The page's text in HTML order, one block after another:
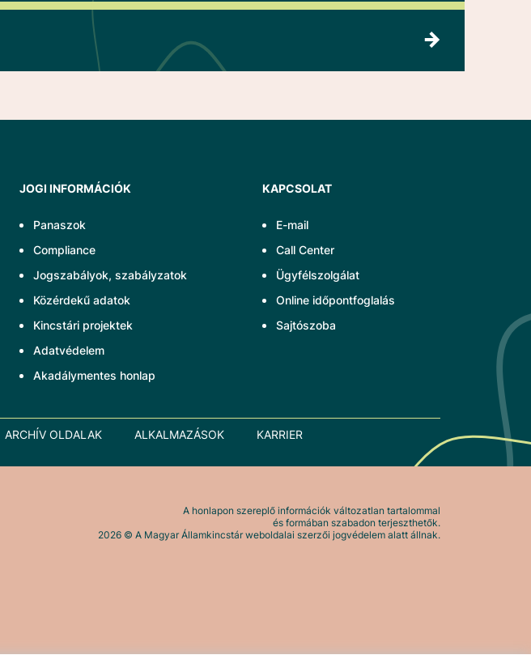
JOGI INFORMÁCIÓK
Panaszok
Compliance
Jogszabályok, szabályzatok
Közérdekű adatok
Kincstári projektek
Adatvédelem
Akadálymentes honlap
KAPCSOLAT
E-mail
Call Center
Ügyfélszolgálat
Online időpontfoglalás
Sajtószoba
ARCHÍV OLDALAK ALKALMAZÁSOK KARRIER
A honlapon szereplő információk változatlan tartalommal
és formában szabadon terjeszthetők.
2026 © A Magyar Államkincstár weboldalai szerzői jogvédelem alatt állnak.